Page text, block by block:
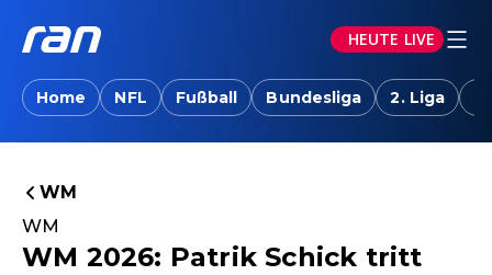
HEUTE LIVE
Home NFL Fußball Bundesliga 2. Liga
WM
WM
WM 2026: Patrik Schick tritt